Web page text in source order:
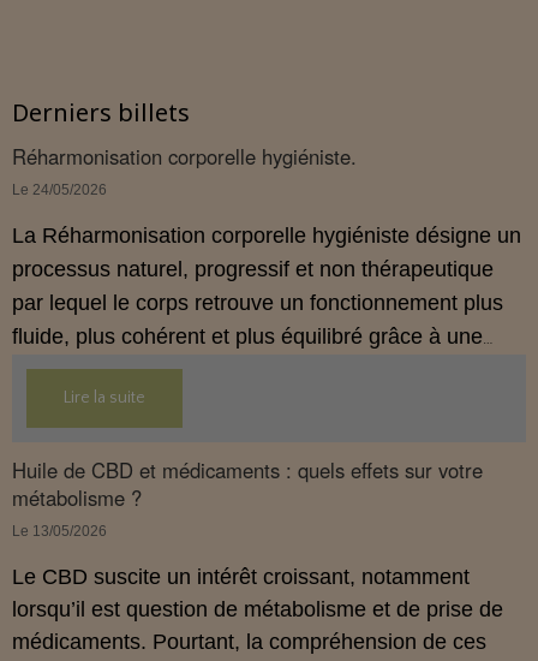
Derniers billets
Réharmonisation corporelle hygiéniste.
Le 24/05/2026
La Réharmonisation corporelle hygiéniste désigne un
processus naturel, progressif et non thérapeutique
par lequel le corps retrouve un fonctionnement plus
fluide, plus cohérent et plus équilibré grâce à une
hygiène de vie adaptée.
Lire la suite
Huile de CBD et médicaments : quels effets sur votre
métabolisme ?
Le 13/05/2026
Le CBD suscite un intérêt croissant, notamment
lorsqu’il est question de métabolisme et de prise de
médicaments. Pourtant, la compréhension de ces